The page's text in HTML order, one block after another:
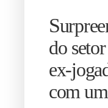
S
do
ex-
com